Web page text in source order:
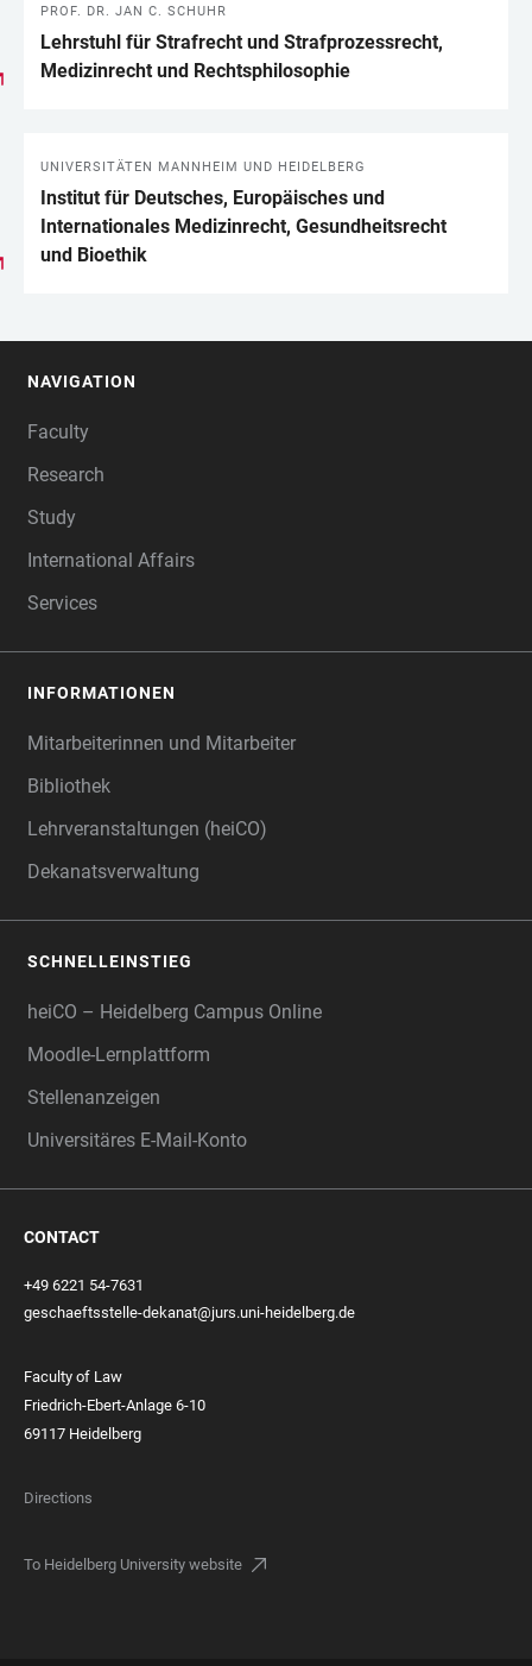
PROF. DR. JAN C. SCHUHR
Lehrstuhl für Strafrecht und Strafprozessrecht,
Medizinrecht und Rechtsphilosophie
UNIVERSITÄTEN MANNHEIM UND HEIDELBERG
Institut für Deutsches, Europäisches und
Internationales Medizinrecht, Gesundheits­recht
und Bioethik
NAVIGATION
Faculty
Research
Study
International Affairs
Services
INFORMATIONEN
Mitarbeiterinnen und Mitarbeiter
Bibliothek
Lehrveranstaltungen (heiCO)
Dekanatsverwaltung
SCHNELLEINSTIEG
heiCO – Heidelberg Campus Online
Moodle-Lernplattform
Stellenanzeigen
Universitäres E-Mail-Konto
CONTACT
+49 6221 54-7631
geschaeftsstelle-dekanat@jurs.uni-heidelberg.de
Faculty of Law
Friedrich-Ebert-Anlage 6-10
69117 Heidelberg
Directions
To Heidelberg University website